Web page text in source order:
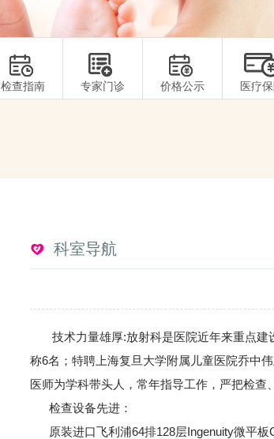
检查指南 专家门诊 价格公示 医疗
科室导航
技术力量雄厚:放射科是医院近年来重点建
称6名；特聘上海复旦大学附属儿童医院乔中
医师为学科带头人，常年指导工作，严把检查
检查设备先进：
原装进口飞利浦64排128层Ingenuity微平板